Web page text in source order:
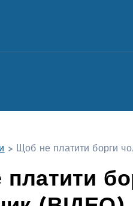
> Щоб не платити борги